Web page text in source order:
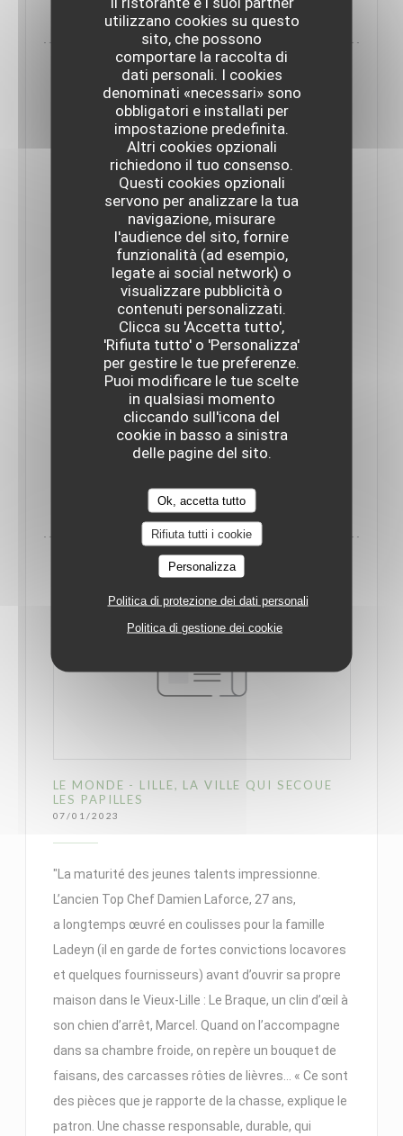
utilizzano cookies su questo
sito, che possono
comportare la raccolta di
dati personali. I cookies
denominati «necessari» sono
obbligatori e installati per
impostazione predefinita.
Altri cookies opzionali
richiedono il tuo consenso.
Questi cookies opzionali
servono per analizzare la tua
navigazione, misurare
l'audience del sito, fornire
funzionalità (ad esempio,
legate ai social network) o
visualizzare pubblicità o
contenuti personalizzati.
Clicca su 'Accetta tutto',
'Rifiuta tutto' o 'Personalizza'
per gestire le tue preferenze.
Puoi modificare le tue scelte
in qualsiasi momento
cliccando sull'icona del
cookie in basso a sinistra
delle pagine del sito.
Ok, accetta tutto
Rifiuta tutti i cookie
Personalizza
Politica di protezione dei dati personali
Politica di gestione dei cookie
TERRES ET TERRITOIRES - RENCONTRE
AVEC LE CHEF DAMIEN LAFORCE
17/02/2023
"Damien Laforce est un amoureux des bons
produits et de la nature. Des passions que le chef
du Braque associe pour régaler ses clients".
LEGGI L'ARTICOLO((APRE UNA NUOVA FINESTRA))
LE MONDE - LILLE, LA VILLE QUI SECOUE
LES PAPILLES
07/01/2023
"La maturité des jeunes talents impressionne.
L’ancien Top Chef Damien Laforce, 27 ans,
a longtemps œuvré en coulisses pour la famille
Ladeyn (il en garde de fortes convictions locavores
et quelques fournisseurs) avant d’ouvrir sa propre
maison dans le Vieux-Lille : Le Braque, un clin d’œil à
son chien d’arrêt, Marcel. Quand on l’accompagne
dans sa chambre froide, on repère un bouquet de
faisans, des carcasses rôties de lièvres… « Ce sont
des pièces que je rapporte de la chasse, explique le
patron. Une chasse responsable, durable, qui